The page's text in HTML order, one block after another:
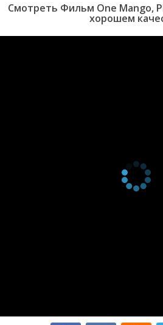
Смотреть Фильм One Mango,
хорошем